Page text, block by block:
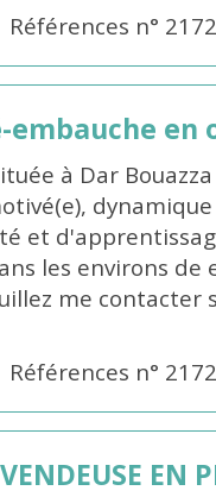
Références n°
embauche en
à Dar
et
les environs
me contacter
Références n°
EN